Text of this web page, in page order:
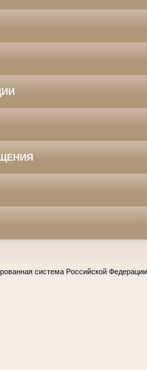
система Российской